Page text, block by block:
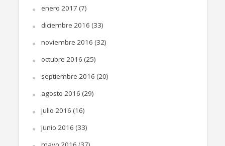
enero 2017 (7)
diciembre 2016 (33)
noviembre 2016 (32)
octubre 2016 (25)
septiembre 2016 (20)
agosto 2016 (29)
julio 2016 (16)
junio 2016 (33)